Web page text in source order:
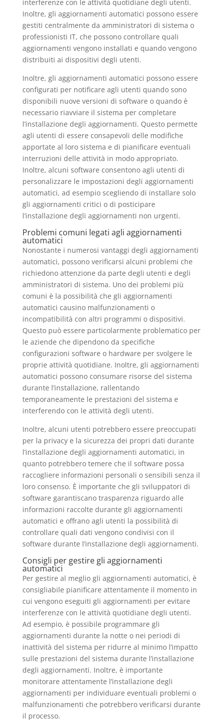
interferenze con le attività quotidiane degli utenti.
Inoltre, gli aggiornamenti automatici possono essere
gestiti centralmente da amministratori di sistema o
professionisti IT, che possono controllare quali
aggiornamenti vengono installati e quando vengono
distribuiti ai dispositivi degli utenti.
Inoltre, gli aggiornamenti automatici possono essere
configurati per notificare agli utenti quando sono
disponibili nuove versioni di software o quando è
necessario riavviare il sistema per completare
l’installazione degli aggiornamenti. Questo permette
agli utenti di essere consapevoli delle modifiche
apportate al loro sistema e di pianificare eventuali
interruzioni delle attività in modo appropriato.
Inoltre, alcuni software consentono agli utenti di
personalizzare le impostazioni degli aggiornamenti
automatici, ad esempio scegliendo di installare solo
gli aggiornamenti critici o di posticipare
l’installazione degli aggiornamenti non urgenti.
Problemi comuni legati agli aggiornamenti
automatici
Nonostante i numerosi vantaggi degli aggiornamenti
automatici, possono verificarsi alcuni problemi che
richiedono attenzione da parte degli utenti e degli
amministratori di sistema. Uno dei problemi più
comuni è la possibilità che gli aggiornamenti
automatici causino malfunzionamenti o
incompatibilità con altri programmi o dispositivi.
Questo può essere particolarmente problematico per
le aziende che dipendono da specifiche
configurazioni software o hardware per svolgere le
proprie attività quotidiane. Inoltre, gli aggiornamenti
automatici possono consumare risorse del sistema
durante l’installazione, rallentando
temporaneamente le prestazioni del sistema e
interferendo con le attività degli utenti.
Inoltre, alcuni utenti potrebbero essere preoccupati
per la privacy e la sicurezza dei propri dati durante
l’installazione degli aggiornamenti automatici, in
quanto potrebbero temere che il software possa
raccogliere informazioni personali o sensibili senza il
loro consenso. È importante che gli sviluppatori di
software garantiscano trasparenza riguardo alle
informazioni raccolte durante gli aggiornamenti
automatici e offrano agli utenti la possibilità di
controllare quali dati vengono condivisi con il
software durante l’installazione degli aggiornamenti.
Consigli per gestire gli aggiornamenti
automatici
Per gestire al meglio gli aggiornamenti automatici, è
consigliabile pianificare attentamente il momento in
cui vengono eseguiti gli aggiornamenti per evitare
interferenze con le attività quotidiane degli utenti.
Ad esempio, è possibile programmare gli
aggiornamenti durante la notte o nei periodi di
inattività del sistema per ridurre al minimo l’impatto
sulle prestazioni del sistema durante l’installazione
degli aggiornamenti. Inoltre, è importante
monitorare attentamente l’installazione degli
aggiornamenti per individuare eventuali problemi o
malfunzionamenti che potrebbero verificarsi durante
il processo.